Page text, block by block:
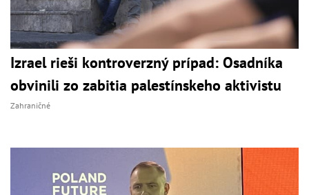
Izrael rieši kontroverzný prípad: Osadníka
obvinili zo zabitia palestínskeho aktivistu
Zahraničné